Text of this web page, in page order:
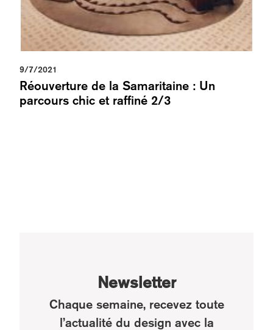
9/7/2021
Réouverture de la Samaritaine : Un
parcours chic et raffiné 2/3
Newsletter
Chaque semaine, recevez toute
l’actualité du design avec la